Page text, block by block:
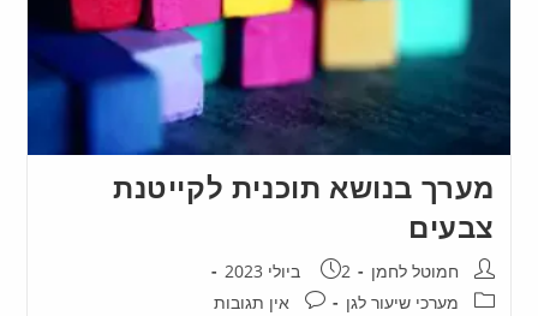
מערך בנושא תוכנית לקייטנת
צבעים
חמוטל לחמן
2 ביולי 2023
מערכי שיעור לגן
אין תגובות